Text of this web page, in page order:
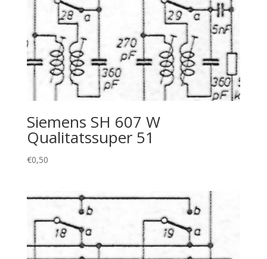
Siemens SH 607 W
Qualitatssuper 51
€0,50